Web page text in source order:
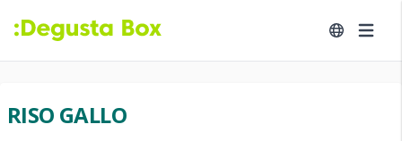
RISO GALLO